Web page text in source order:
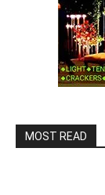
MOST READ